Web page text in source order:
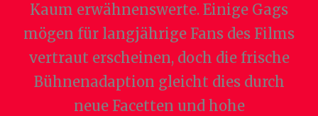
Kaum erwähnenswerte. Einige Gags
mögen für langjährige Fans des Films
vertraut erscheinen, doch die frische
Bühnenadaption gleicht dies durch
neue Facetten und hohe